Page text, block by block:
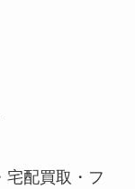
宅配買取・フ